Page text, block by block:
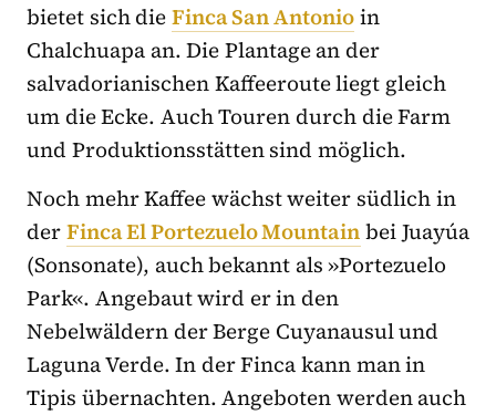
bietet sich dieFinca San Antonioin
Chalchuapa an. Die Plantage an der
salvadorianischen Kaffeeroute liegt gleich
um die Ecke. Auch Touren durch die Farm
und Produktionsstätten sind möglich.
Noch mehr Kaffee wächst weiter südlich in
derFinca El Portezuelo Mountainbei Juayúa
(Sonsonate), auch bekannt als »Portezuelo
Park«. Angebaut wird er in den
Nebelwäldern der Berge Cuyanausul und
Laguna Verde. In der Finca kann man in
Tipis übernachten. Angeboten werden auch